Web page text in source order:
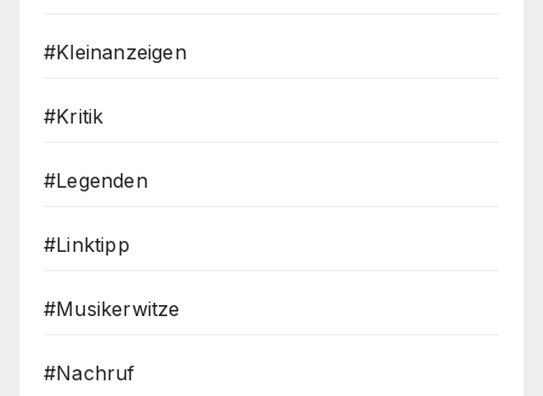
#Kleinanzeigen
#Kritik
#Legenden
#Linktipp
#Musikerwitze
#Nachruf